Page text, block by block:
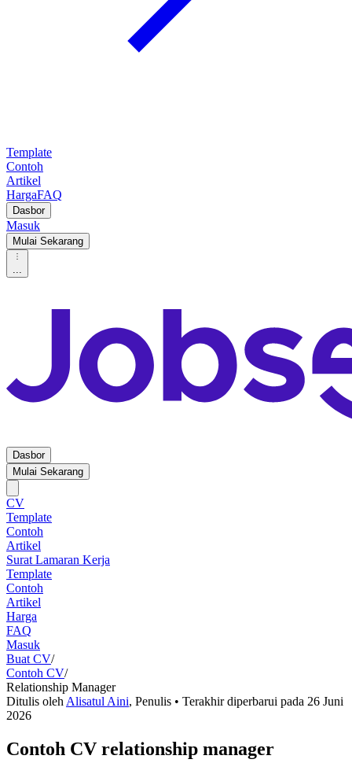
Template
Contoh
Artikel
HargaFAQ
Dasbor
Masuk
Mulai Sekarang
...
Dasbor
Mulai Sekarang
CV
Template
Contoh
Artikel
Surat Lamaran Kerja
Template
Contoh
Artikel
Harga
FAQ
Masuk
Buat CV/
Contoh CV/
Relationship Manager
Ditulis oleh Alisatul Aini, Penulis • Terakhir diperbarui pada 26 Juni
2026
Contoh CV relationship manager